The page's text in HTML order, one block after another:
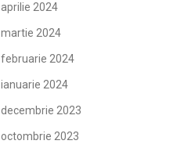
aprilie 2024
martie 2024
februarie 2024
ianuarie 2024
decembrie 2023
octombrie 2023